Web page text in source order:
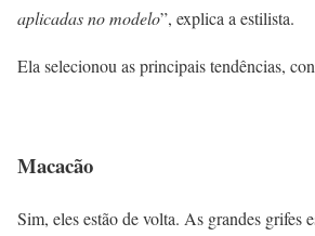
aplicadas no modelo”, explica a estilista.
Ela selecionou as principais tendências,
Macacão
Sim, eles estão de volta. As grandes grifes